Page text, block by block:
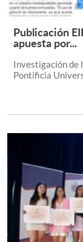
Publicación
apuesta por...
Investigación de
Pontificia